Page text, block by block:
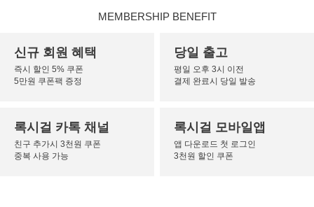
MEMBERSHIP BENEFIT
신규 회원 혜택
즉시 할인 5% 쿠폰
5만원 쿠폰팩 증정
당일 출고
평일 오후 3시 이전
결제 완료시 당일 발송
록시걸 카톡 채널
친구 추가시 3천원 쿠폰
중복 사용 가능
록시걸 모바일앱
앱 다운로드 첫 로그인
3천원 할인 쿠폰